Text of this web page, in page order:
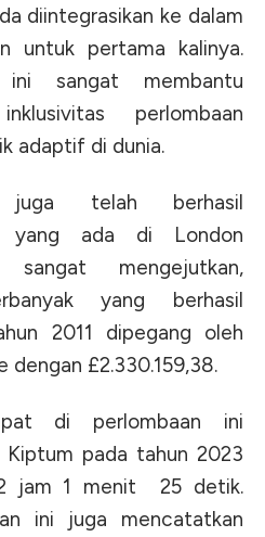
diintegrasikan ke dalam
untuk pertama kalinya.
ini sangat membantu
perlombaan
adaptif di dunia.
juga telah berhasil
yang ada di London
sangat mengejutkan,
yang berhasil
2011 dipegang oleh
dengan £2.330.159,38.
di perlombaan ini
pada tahun 2023
jam 1 menit 25 detik.
ini juga mencatatkan